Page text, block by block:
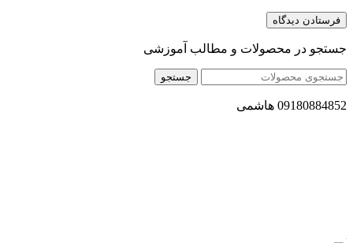
جستجو در محصولات و مطالب آموزشی
جستجو
09180884852 هاشمی